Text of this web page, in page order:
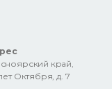
край,
Октября, д. 7